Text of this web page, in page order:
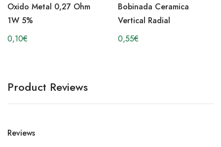
Oxido Metal 0,27 Ohm
1W 5%
0,10€
Bobinada Ceramica
Vertical Radial
0,55€
Product Reviews
Reviews